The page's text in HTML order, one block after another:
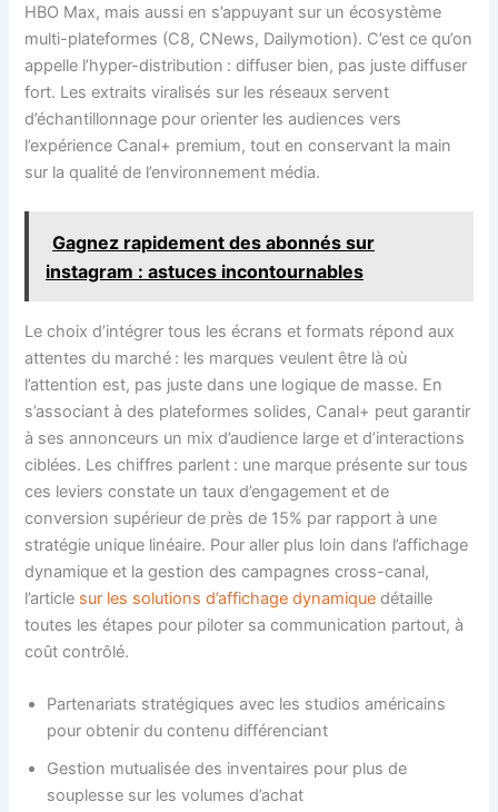
HBO Max, mais aussi en s’appuyant sur un écosystème
multi-plateformes (C8, CNews, Dailymotion). C’est ce qu’on
appelle l’hyper-distribution : diffuser bien, pas juste diffuser
fort. Les extraits viralisés sur les réseaux servent
d’échantillonnage pour orienter les audiences vers
l’expérience Canal+ premium, tout en conservant la main
sur la qualité de l’environnement média.
Gagnez rapidement des abonnés sur
instagram : astuces incontournables
Le choix d’intégrer tous les écrans et formats répond aux
attentes du marché : les marques veulent être là où
l’attention est, pas juste dans une logique de masse. En
s’associant à des plateformes solides, Canal+ peut garantir
à ses annonceurs un mix d’audience large et d’interactions
ciblées. Les chiffres parlent : une marque présente sur tous
ces leviers constate un taux d’engagement et de
conversion supérieur de près de 15% par rapport à une
stratégie unique linéaire. Pour aller plus loin dans l’affichage
dynamique et la gestion des campagnes cross-canal,
l’article sur les solutions d’affichage dynamique détaille
toutes les étapes pour piloter sa communication partout, à
coût contrôlé.
Partenariats stratégiques avec les studios américains
pour obtenir du contenu différenciant
Gestion mutualisée des inventaires pour plus de
souplesse sur les volumes d’achat